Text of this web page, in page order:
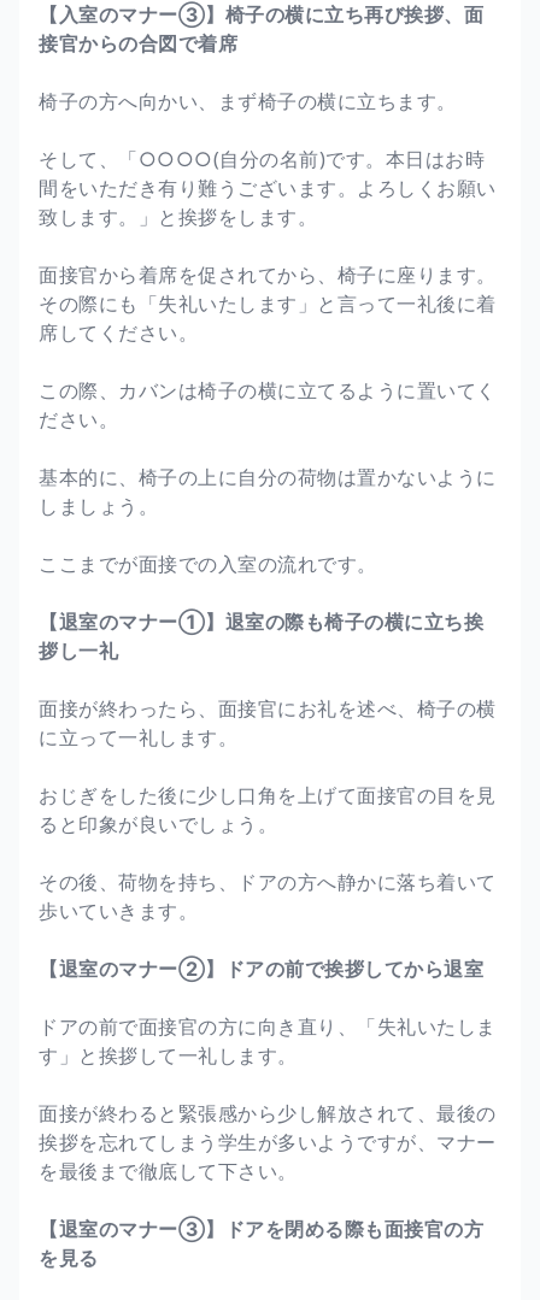
【入室のマナー③】椅子の横に立ち再び挨拶、面
接官からの合図で着席
椅子の方へ向かい、まず椅子の横に立ちます。
そして、「○○○○(自分の名前)です。本日はお時
間をいただき有り難うございます。よろしくお願い
致します。」と挨拶をします。
面接官から着席を促されてから、椅子に座ります。
その際にも「失礼いたします」と言って一礼後に着
席してください。
この際、カバンは椅子の横に立てるように置いてく
ださい。
基本的に、椅子の上に自分の荷物は置かないように
しましょう。
ここまでが面接での入室の流れです。
【退室のマナー①】退室の際も椅子の横に立ち挨
拶し一礼
面接が終わったら、面接官にお礼を述べ、椅子の横
に立って一礼します。
おじぎをした後に少し口角を上げて面接官の目を見
ると印象が良いでしょう。
その後、荷物を持ち、ドアの方へ静かに落ち着いて
歩いていきます。
【退室のマナー②】ドアの前で挨拶してから退室
ドアの前で面接官の方に向き直り、「失礼いたしま
す」と挨拶して一礼します。
面接が終わると緊張感から少し解放されて、最後の
挨拶を忘れてしまう学生が多いようですが、マナー
を最後まで徹底して下さい。
【退室のマナー③】ドアを閉める際も面接官の方
を見る